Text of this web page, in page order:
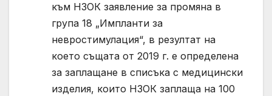
към НЗОК заявление за промяна в
група 18 „Импланти за
невростимулация“, в резултат на
което същата от 2019 г. е определена
за заплащане в списъка с медицински
изделия, които НЗОК заплаща на 100